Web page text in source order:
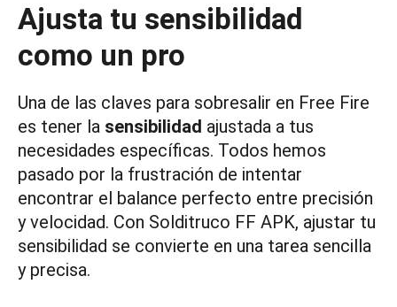
Ajusta tu sensibilidad
como un pro
Una de las claves para sobresalir en Free Fire
es tener la sensibilidad ajustada a tus
necesidades específicas. Todos hemos
pasado por la frustración de intentar
encontrar el balance perfecto entre precisión
y velocidad. Con Solditruco FF APK, ajustar tu
sensibilidad se convierte en una tarea sencilla
y precisa.